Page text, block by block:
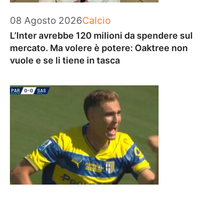
08 Agosto 2026Categorie
Calcio
L’Inter avrebbe 120 milioni da spendere sul
mercato. Ma volere è potere: Oaktree non
vuole e se li tiene in tasca